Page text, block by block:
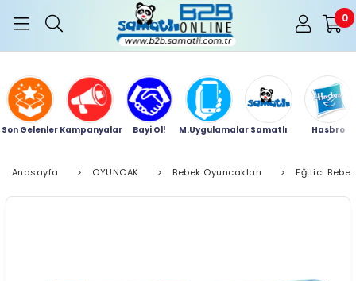
0
Son Gelenler Kampanyalar Bayi Ol! M.Uygulamalar Samatlı Hasbro
Anasayfa > OYUNCAK > Bebek Oyuncakları > Eğitici